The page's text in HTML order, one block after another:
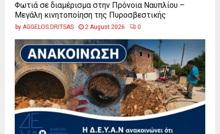
Φωτιά σε διαμέρισμα στην Πρόνοια Ναυπλίου –
Μεγάλη κινητοποίηση της Πυροσβεστικής
by AGGELOS DRITSAS 2 August 2026 0